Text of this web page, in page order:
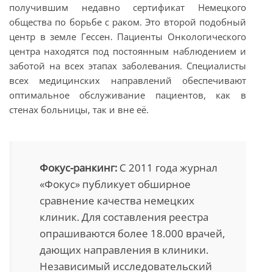
получившим недавно сертификат Немецкого
общества по борьбе с раком. Это второй подобный
центр в земле Гессен. Пациенты Онкологического
центра находятся под постоянным наблюдением и
заботой на всех этапах заболевания. Специалисты
всех медицинских направлений обеспечивают
оптимальное обслуживание пациентов, как в
стенах больницы, так и вне её.
Фокус-ранкинг: С 2011 года журнал
«Фокус» публикует обширное
сравнение качества немецких
клиник. Для составления реестра
опрашиваются более 18.000 врачей,
дающих направления в клиники.
Независимый исследовательский